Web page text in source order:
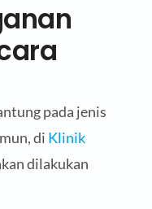
pada jenis
di Klinik
dilakukan